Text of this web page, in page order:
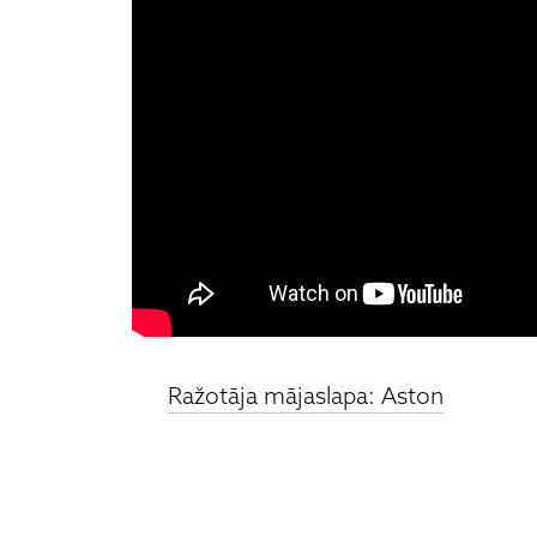
Ražotāja mājaslapa: Aston